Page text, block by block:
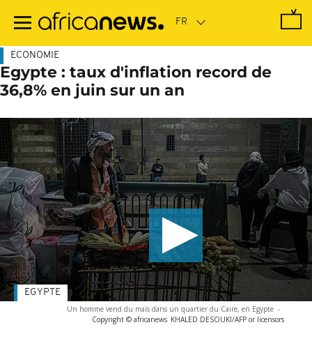
contenu
ECONOMIE
Egypte : taux d'inflation record de
36,8% en juin sur un an
Un homme vend du maïs dans un quartier du Caire, en Egypte -
Copyright © africanews KHALED DESOUKI/AFP or licensors
EGYPTE